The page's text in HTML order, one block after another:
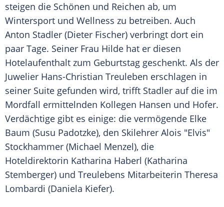
steigen die Schönen und Reichen ab, um
Wintersport und Wellness zu betreiben. Auch
Anton Stadler (Dieter Fischer) verbringt dort ein
paar Tage. Seiner Frau Hilde hat er diesen
Hotelaufenthalt zum Geburtstag geschenkt. Als der
Juwelier Hans-Christian Treuleben erschlagen in
seiner Suite gefunden wird, trifft Stadler auf die im
Mordfall ermittelnden Kollegen Hansen und Hofer.
Verdächtige gibt es einige: die vermögende Elke
Baum (Susu Padotzke), den Skilehrer Alois "Elvis"
Stockhammer (Michael Menzel), die
Hoteldirektorin Katharina Haberl (Katharina
Stemberger) und Treulebens Mitarbeiterin Theresa
Lombardi (Daniela Kiefer).